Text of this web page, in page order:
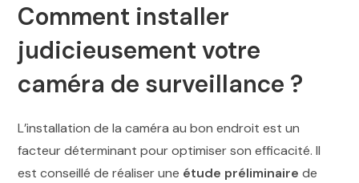
Comment installer
judicieusement votre
caméra de surveillance ?
L’installation de la caméra au bon endroit est un
facteur déterminant pour optimiser son efficacité. Il
est conseillé de réaliser une étude préliminaire de